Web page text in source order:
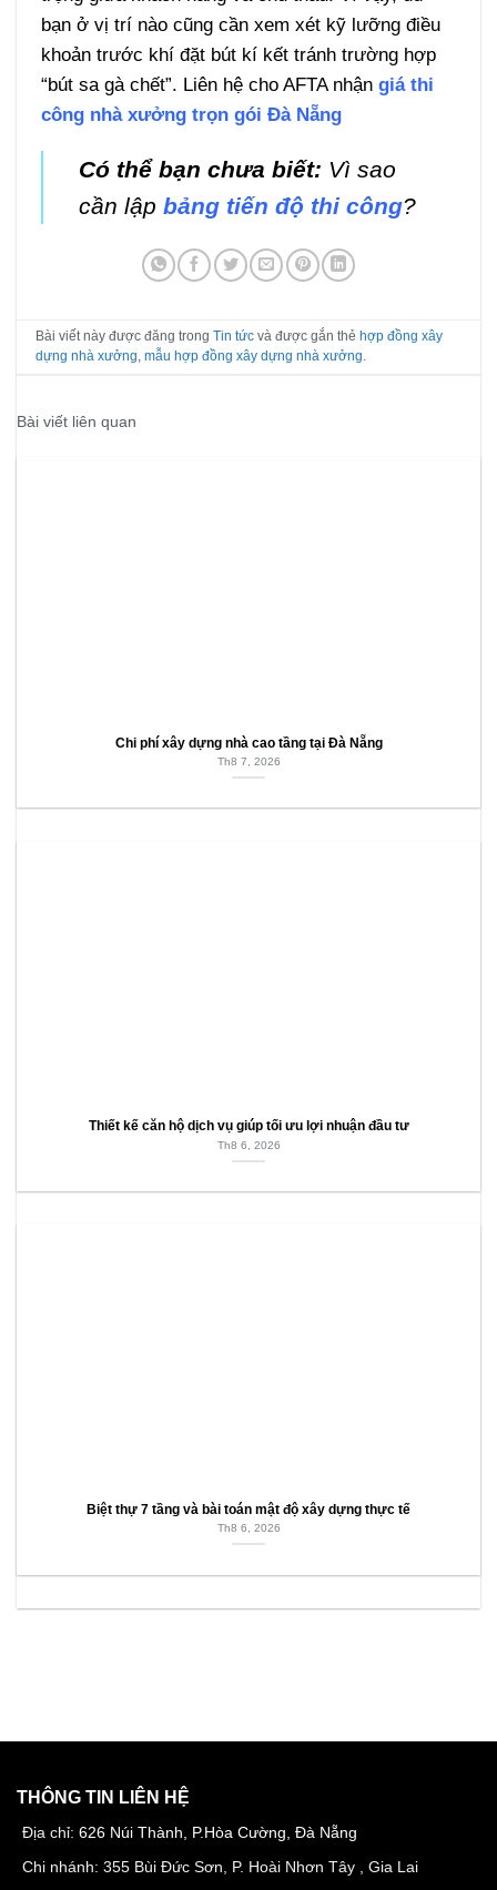
bạn ở vị trí nào cũng cần xem xét kỹ lưỡng điều
khoản trước khí đặt bút kí kết tránh trường hợp
“bút sa gà chết”. Liên hệ cho AFTA nhận giá thi
công nhà xưởng trọn gói Đà Nẵng
Có thể bạn chưa biết: Vì sao
cần lập bảng tiến độ thi công?
Bài viết này được đăng trong Tin tức và được gắn thẻ hợp đồng xây
dựng nhà xưởng,mẫu hợp đồng xây dựng nhà xưởng.
Bài viết liên quan
Chi phí xây dựng nhà cao tầng tại Đà Nẵng
Th8 7, 2026
Thiết kế căn hộ dịch vụ giúp tối ưu lợi nhuận đầu tư
Th8 6, 2026
Biệt thự 7 tầng và bài toán mật độ xây dựng thực tế
Th8 6, 2026
THÔNG TIN LIÊN HỆ
Địa chỉ: 626 Núi Thành, P.Hòa Cường, Đà Nẵng
Chi nhánh: 355 Bùi Đức Sơn, P. Hoài Nhơn Tây , Gia Lai